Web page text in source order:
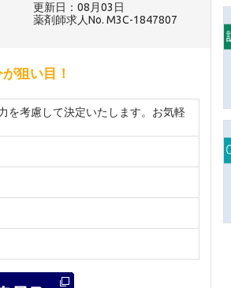
更新日：08月03日
薬剤師求人No. M3C-1847807
狙い目！
を考慮して決定いたします。お気軽